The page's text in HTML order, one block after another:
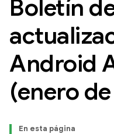
Boletín
Android
(enero
En esta página